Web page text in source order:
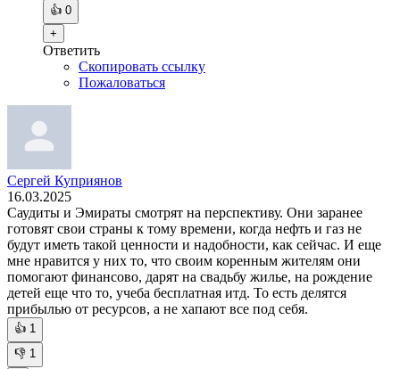
👍 0
+
Ответить
Скопировать ссылку
Пожаловаться
Сергей Куприянов
16.03.2025
Саудиты и Эмираты смотрят на перспективу. Они заранее
готовят свои страны к тому времени, когда нефть и газ не
будут иметь такой ценности и надобности, как сейчас. И еще
мне нравится у них то, что своим коренным жителям они
помогают финансово, дарят на свадьбу жилье, на рождение
детей еще что то, учеба бесплатная итд. То есть делятся
прибылью от ресурсов, а не хапают все под себя.
👍 1
👎 1